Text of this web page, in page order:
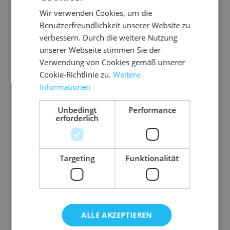
Abmessung
365 mm x 265 mm (L
x B)
Füllhöhe
bis 90 mm
Marke
Drehpack
Material
Gewicht
239 g
Zubehör-Artikel
Wir verwenden Cookies, um die
Benutzerfreundlichkeit unserer Website zu
verbessern. Durch die weitere Nutzung
unserer Webseite stimmen Sie der
Verwendung von Cookies gemäß unserer
Cookie-Richtlinie zu.Weitere
Informationen
Unbedingt
erforderlich
Performance
Targeting Funktionalität
ALLE AKZEPTIEREN